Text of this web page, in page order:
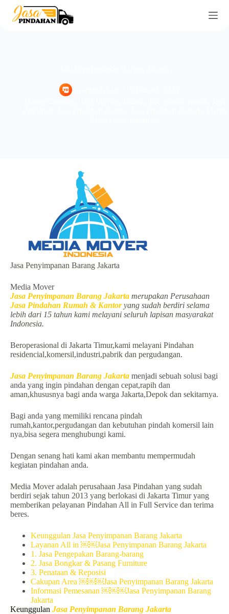
Jasa Penyimpanan Barang Jakarta
Media Mover
Jasa Penyimpanan Barang Jakarta merupakan Perusahaan
Jasa Pindahan Rumah & Kantor yang sudah berdiri selama
lebih dari 15 tahun kami melayani seluruh lapisan masyarakat
Indonesia.
Beroperasional di Jakarta Timur,kami melayani Pindahan
residencial,komersil,industri,pabrik dan pergudangan.
Jasa Penyimpanan Barang Jakarta menjadi sebuah solusi bagi
anda yang ingin pindahan dengan cepat,rapih dan
aman,khususnya bagi anda warga Jakarta,Depok dan sekitarnya.
Bagi anda yang memiliki rencana pindah
rumah,kantor,pergudangan dan kebutuhan pindah komersil lain
nya,bisa segera menghubungi kami.
Dengan senang hati kami akan membantu mempermudah
kegiatan pindahan anda.
Media Mover adalah perusahaan Jasa Pindahan yang sudah
berdiri sejak tahun 2013 yang berlokasi di Jakarta Timur yang
memberikan pelayanan Pindahan All in Full Service dan terima
beres.
Keunggulan Jasa Penyimpanan Barang Jakarta
Layanan All in ￼￼Jasa Penyimpanan Barang Jakarta
1. Jasa Pengepakan Barang-barang
2. Jasa Bongkar & Pasang Furniture
3. Penataan & Reposisi
Cakupan Area ￼￼￼Jasa Penyimpanan Barang Jakarta
Informasi Pemesanan ￼￼￼Jasa Penyimpanan Barang
Jakarta
Keunggulan Jasa Penyimpanan Barang Jakarta